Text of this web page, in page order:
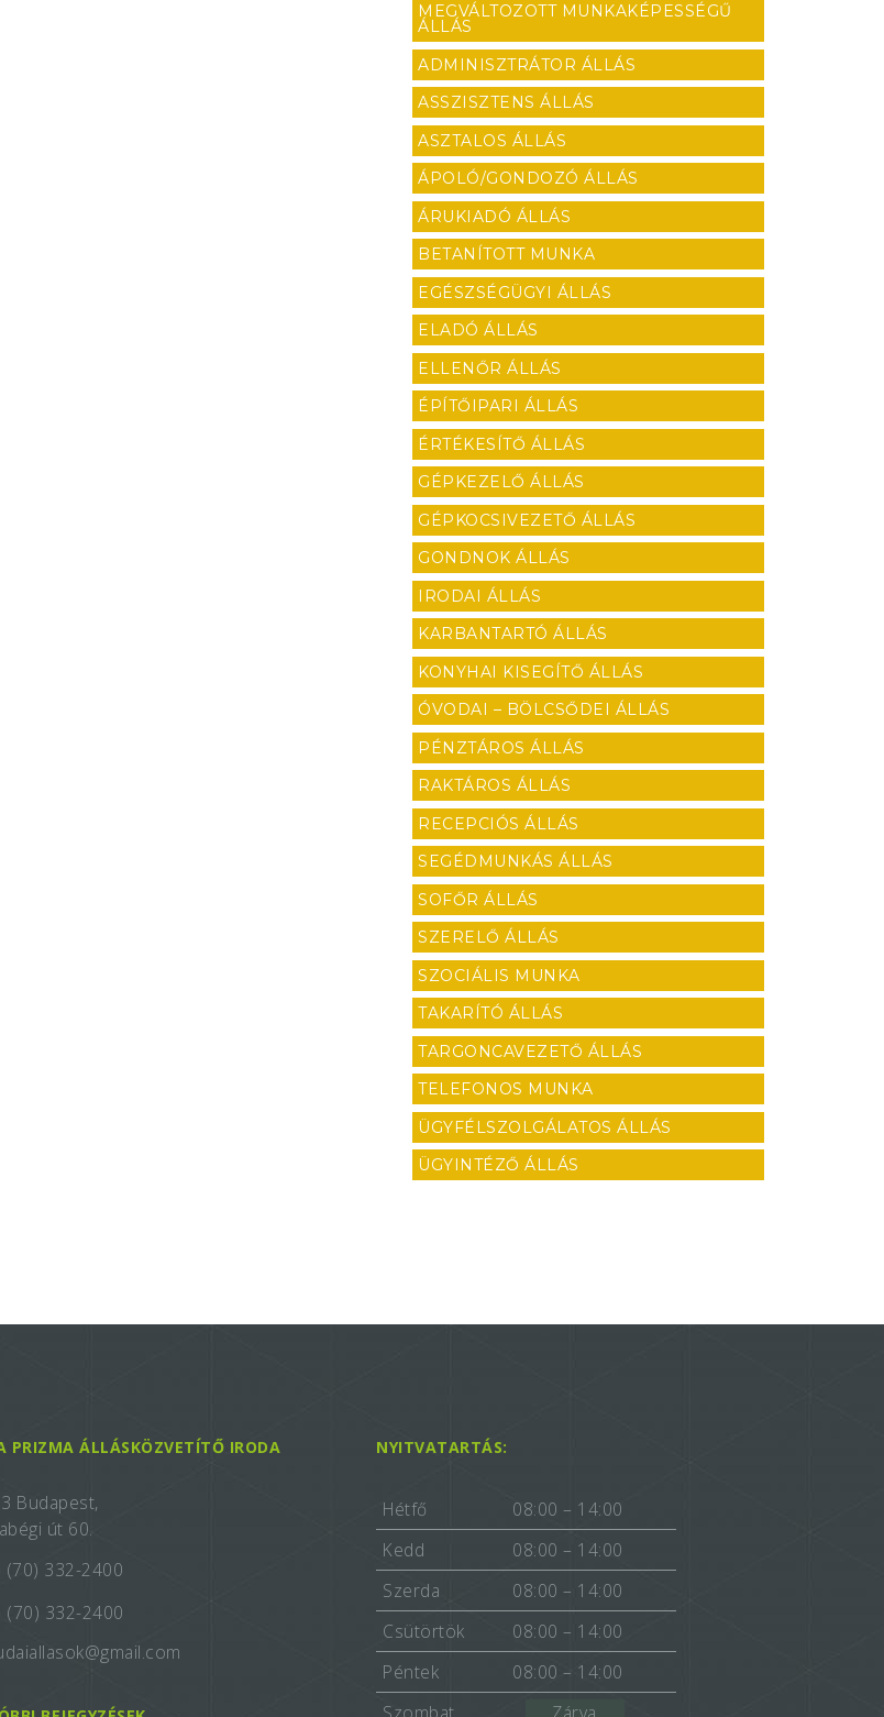
MEGVÁLTOZOTT MUNKAKÉPESSÉGŰ
ÁLLÁS
ADMINISZTRÁTOR ÁLLÁS
ASSZISZTENS ÁLLÁS
ASZTALOS ÁLLÁS
ÁPOLÓ/GONDOZÓ ÁLLÁS
ÁRUKIADÓ ÁLLÁS
BETANÍTOTT MUNKA
EGÉSZSÉGÜGYI ÁLLÁS
ELADÓ ÁLLÁS
ELLENŐR ÁLLÁS
ÉPÍTŐIPARI ÁLLÁS
ÉRTÉKESÍTŐ ÁLLÁS
GÉPKEZELŐ ÁLLÁS
GÉPKOCSIVEZETŐ ÁLLÁS
GONDNOK ÁLLÁS
IRODAI ÁLLÁS
KARBANTARTÓ ÁLLÁS
KONYHAI KISEGÍTŐ ÁLLÁS
ÓVODAI – BÖLCSŐDEI ÁLLÁS
PÉNZTÁROS ÁLLÁS
RAKTÁROS ÁLLÁS
RECEPCIÓS ÁLLÁS
SEGÉDMUNKÁS ÁLLÁS
SOFŐR ÁLLÁS
SZERELŐ ÁLLÁS
SZOCIÁLIS MUNKA
TAKARÍTÓ ÁLLÁS
TARGONCAVEZETŐ ÁLLÁS
TELEFONOS MUNKA
ÜGYFÉLSZOLGÁLATOS ÁLLÁS
ÜGYINTÉZŐ ÁLLÁS
PRIZMA ÁLLÁSKÖZVETÍTŐ IRODA
Budapest,
út 60.
(70) 332-2400
(70) 332-2400
NYITVATARTÁS:
Hétfő
08:00 – 14:00
Kedd
08:00 – 14:00
Szerda
08:00 – 14:00
Csütörtök
08:00 – 14:00
Péntek
08:00 – 14:00